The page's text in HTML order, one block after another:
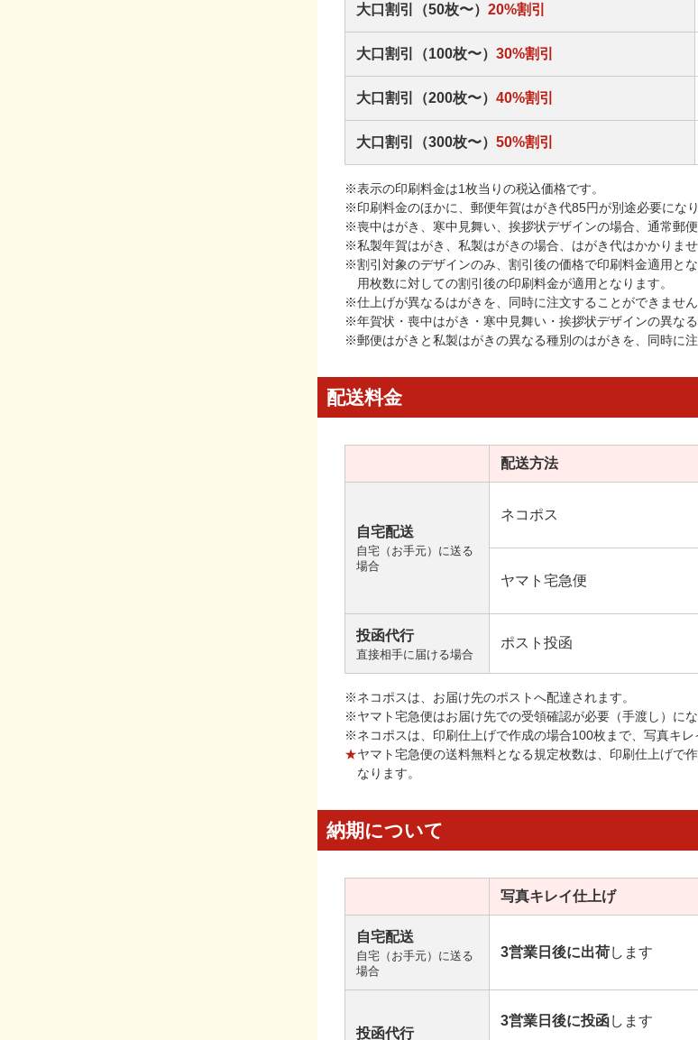
大口割引（50枚〜） 20%割引
大口割引（100枚〜） 30%割引
大口割引（200枚〜） 40%割引
大口割引（300枚〜） 50%割引
※表示の印刷料金は1枚当りの税込価格です。
※印刷料金のほかに、郵便年賀はがき代85円が別途必要になり
※喪中はがき、寒中見舞い、挨拶状デザインの場合、通常郵
※私製年賀はがき、私製はがきの場合、はがき代はかかりませ
※割引対象のデザインのみ、割引後の価格で印刷料金適用と
用枚数に対しての割引後の印刷料金が適用となります。
※仕上げが異なるはがきを、同時に注文することができません
※年賀状・喪中はがき・寒中見舞い・挨拶状デザインの異な
※郵便はがきと私製はがきの異なる種別のはがきを、同時に注
配送料金
配送方法
自宅配送
自宅（お手元）に送る
場合
ネコポス
ヤマト宅急便
投函代行
直接相手に届ける場合
ポスト投函
※ネコポスは、お届け先のポストへ配達されます。
※ヤマト宅急便はお届け先での受領確認が必要（手渡し）にな
※ネコポスは、印刷仕上げで作成の場合100枚まで、写真キ
★ヤマト宅急便の送料無料となる規定枚数は、印刷仕上げで
なります。
納期について
写真キレイ仕上げ
自宅配送
自宅（お手元）に送る
場合
3営業日後に出荷します
投函代行
3営業日後に投函します